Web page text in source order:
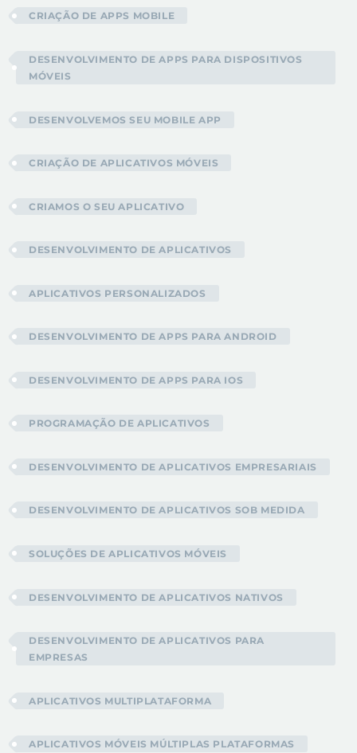
CRIAÇÃO DE APPS MOBILE
DESENVOLVIMENTO DE APPS PARA DISPOSITIVOS
MÓVEIS
DESENVOLVEMOS SEU MOBILE APP
CRIAÇÃO DE APLICATIVOS MÓVEIS
CRIAMOS O SEU APLICATIVO
DESENVOLVIMENTO DE APLICATIVOS
APLICATIVOS PERSONALIZADOS
DESENVOLVIMENTO DE APPS PARA ANDROID
DESENVOLVIMENTO DE APPS PARA IOS
PROGRAMAÇÃO DE APLICATIVOS
DESENVOLVIMENTO DE APLICATIVOS EMPRESARIAIS
DESENVOLVIMENTO DE APLICATIVOS SOB MEDIDA
SOLUÇÕES DE APLICATIVOS MÓVEIS
DESENVOLVIMENTO DE APLICATIVOS NATIVOS
DESENVOLVIMENTO DE APLICATIVOS PARA
EMPRESAS
APLICATIVOS MULTIPLATAFORMA
APLICATIVOS MÓVEIS MÚLTIPLAS PLATAFORMAS